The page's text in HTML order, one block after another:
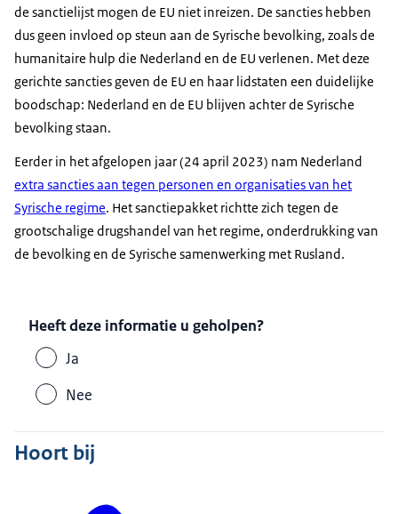
de sanctielijst mogen de EU niet inreizen. De sancties hebben
dus geen invloed op steun aan de Syrische bevolking, zoals de
humanitaire hulp die Nederland en de EU verlenen. Met deze
gerichte sancties geven de EU en haar lidstaten een duidelijke
boodschap: Nederland en de EU blijven achter de Syrische
bevolking staan.
Eerder in het afgelopen jaar (24 april 2023) nam Nederland
extra sancties aan tegen personen en organisaties van het
Syrische regime. Het sanctiepakket richtte zich tegen de
grootschalige drugshandel van het regime, onderdrukking van
de bevolking en de Syrische samenwerking met Rusland.
Heeft deze informatie u geholpen?
Ja
Nee
Hoort bij